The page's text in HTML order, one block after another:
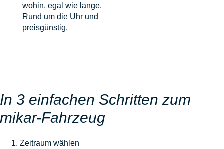
wohin, egal wie lange.
Rund um die Uhr und
preisgünstig.
In 3 einfachen Schritten zum
mikar-Fahrzeug
Zeitraum wählen